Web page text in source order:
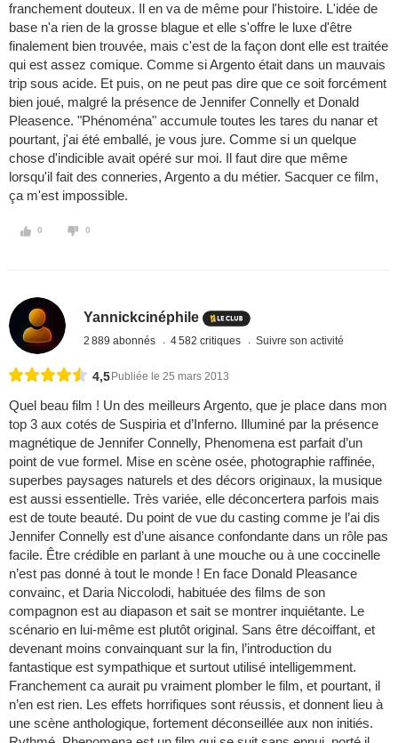
franchement douteux. Il en va de même pour l'histoire. L'idée de
base n'a rien de la grosse blague et elle s'offre le luxe d'être
finalement bien trouvée, mais c'est de la façon dont elle est traitée
qui est assez comique. Comme si Argento était dans un mauvais
trip sous acide. Et puis, on ne peut pas dire que ce soit forcément
bien joué, malgré la présence de Jennifer Connelly et Donald
Pleasence. "Phénoména" accumule toutes les tares du nanar et
pourtant, j'ai été emballé, je vous jure. Comme si un quelque
chose d'indicible avait opéré sur moi. Il faut dire que même
lorsqu'il fait des conneries, Argento a du métier. Sacquer ce film,
ça m'est impossible.
0 0
Yannickcinéphile
2 889 abonnés 4 582 critiques Suivre son activité
4,5 Publiée le 25 mars 2013
Quel beau film ! Un des meilleurs Argento, que je place dans mon
top 3 aux cotés de Suspiria et d’Inferno. Illuminé par la présence
magnétique de Jennifer Connelly, Phenomena est parfait d’un
point de vue formel. Mise en scène osée, photographie raffinée,
superbes paysages naturels et des décors originaux, la musique
est aussi essentielle. Très variée, elle déconcertera parfois mais
est de toute beauté. Du point de vue du casting comme je l’ai dis
Jennifer Connelly est d’une aisance confondante dans un rôle pas
facile. Être crédible en parlant à une mouche ou à une coccinelle
n’est pas donné à tout le monde ! En face Donald Pleasance
convainc, et Daria Niccolodi, habituée des films de son
compagnon est au diapason et sait se montrer inquiétante. Le
scénario en lui-même est plutôt original. Sans être décoiffant, et
devenant moins convainquant sur la fin, l’introduction du
fantastique est sympathique et surtout utilisé intelligemment.
Franchement ca aurait pu vraiment plomber le film, et pourtant, il
n’en est rien. Les effets horrifiques sont réussis, et donnent lieu à
une scène anthologique, fortement déconseillée aux non initiés.